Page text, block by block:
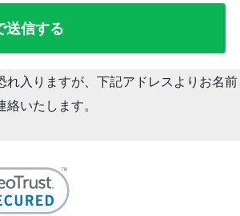
入りますが、下記アドレスよりお名
いたします。